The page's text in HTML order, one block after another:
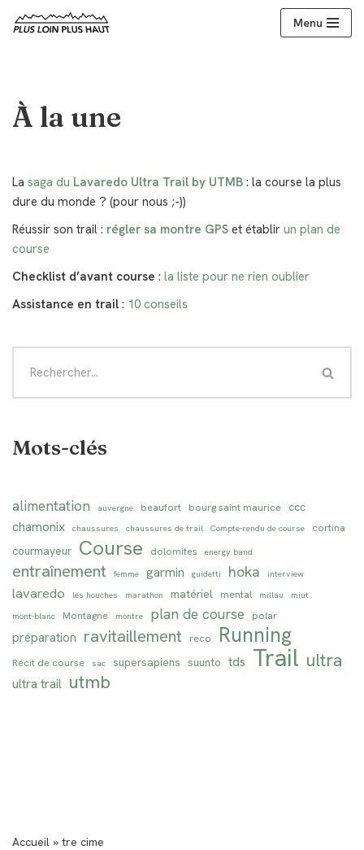
Menu
À la une
La saga du Lavaredo Ultra Trail by UTMB : la course la plus
dure du monde ? (pour nous ;-))
Réussir son trail : régler sa montre GPS et établir un plan de
course
Checklist d’avant course : la liste pour ne rien oublier
Assistance en trail : 10 conseils
Mots-clés
alimentation auvergne beaufort bourg saint maurice ccc
chamonix chaussures chaussures de trail Compte-rendu de course cortina
courmayeur Course dolomites energy band
entraînement femme garmin guidetti hoka interview
lavaredo les houches marathon matériel mental millau
miut
mont-blanc
Montagne montre plan de course polar
préparation ravitaillement reco Running
Récit de course sac supersapiens suunto tds Trail ultra
ultra trail utmb
Accueil » tre cime